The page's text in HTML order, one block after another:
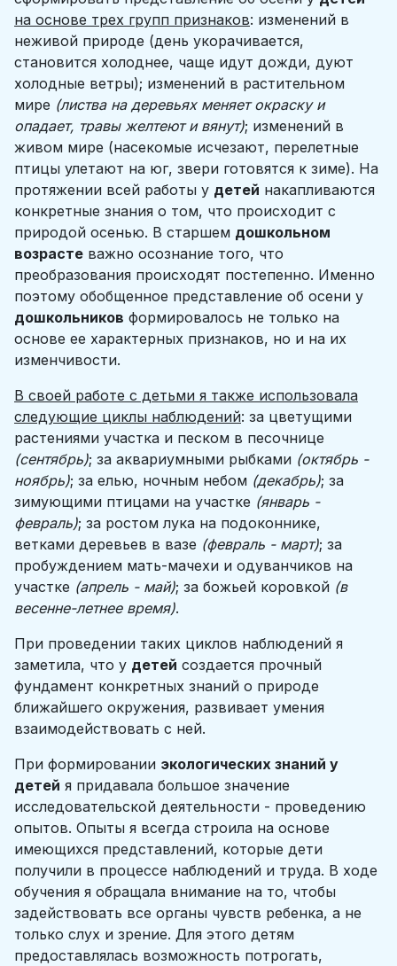
на основе трех групп признаков: изменений в
неживой природе (день укорачивается,
становится холоднее, чаще идут дожди, дуют
холодные ветры); изменений в растительном
мире (листва на деревьях меняет окраску и
опадает, травы желтеют и вянут); изменений в
живом мире (насекомые исчезают, перелетные
птицы улетают на юг, звери готовятся к зиме). На
протяжении всей работы у детей накапливаются
конкретные знания о том, что происходит с
природой осенью. В старшем дошкольном
возрасте важно осознание того, что
преобразования происходят постепенно. Именно
поэтому обобщенное представление об осени у
дошкольников формировалось не только на
основе ее характерных признаков, но и на их
изменчивости.
В своей работе с детьми я также использовала
следующие циклы наблюдений: за цветущими
растениями участка и песком в песочнице
(сентябрь); за аквариумными рыбками (октябрь -
ноябрь); за елью, ночным небом (декабрь); за
зимующими птицами на участке (январь -
февраль); за ростом лука на подоконнике,
ветками деревьев в вазе (февраль - март); за
пробуждением мать-мачехи и одуванчиков на
участке (апрель - май); за божьей коровкой (в
весенне-летнее время).
При проведении таких циклов наблюдений я
заметила, что у детей создается прочный
фундамент конкретных знаний о природе
ближайшего окружения, развивает умения
взаимодействовать с ней.
При формировании экологических знаний у
детей я придавала большое значение
исследовательской деятельности - проведению
опытов. Опыты я всегда строила на основе
имеющихся представлений, которые дети
получили в процессе наблюдений и труда. В ходе
обучения я обращала внимание на то, чтобы
задействовать все органы чувств ребенка, а не
только слух и зрение. Для этого детям
предоставлялась возможность потрогать,